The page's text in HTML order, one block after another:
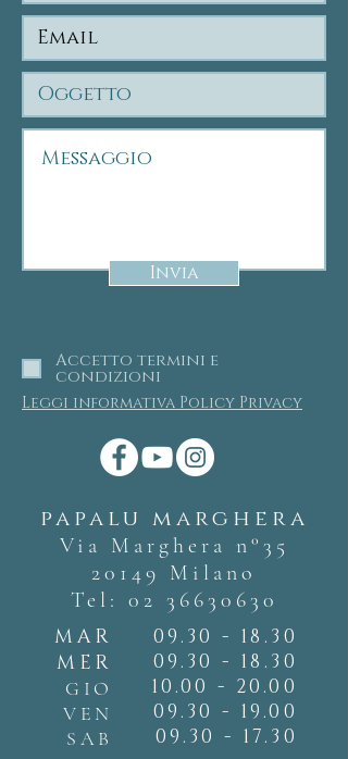
Invia
Accetto termini e
condizioni
Leggi informativa Policy Privacy
papalu marghera
Via Marghera n°35
20149 Milano
Tel: 02 36630630
MAR
MER
GIO
VEN
SAB
09.30 - 18.30
09.30 - 18.30
10.00 - 20.00
09.30 - 19.00
09.30 - 17.30